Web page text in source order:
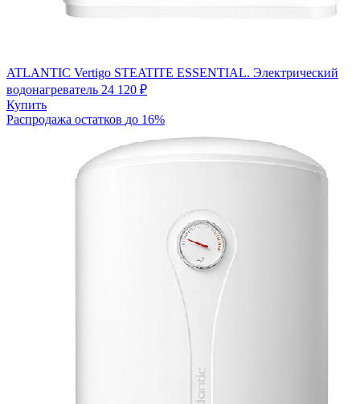
ATLANTIC Vertigo STEATITE ESSENTIAL. Электрический
водонагреватель 24 120 ₽
Купить
Распродажа остатков до 16%